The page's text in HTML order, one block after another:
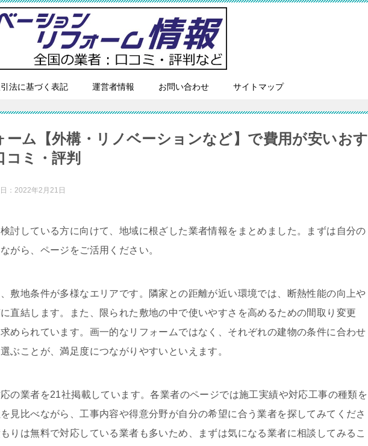
法に基づく表記 運営者情報 お問い合わせ サイトマップ
ーム【外構・リノベーションなど】で費用が安いおす
ミ・評判
： 2022年2月21日
討している方に向けて、地域に根ざした業者情報をまとめました。まずは自分の
がら、ページをご活用ください。
敷地条件が多様なエリアです。隣家との距離が近い環境では、断熱性能の向上や
直結します。また、限られた敷地の中で使いやすさを高めるための間取り変更
められています。画一的なリフォームではなく、それぞれの建物の条件に合わせ
ぶことが、満足度につながりやすいといえます。
の業者を21社掲載しています。各業者のページでは施工実績や対応工事の種類を
見比べながら、工事内容や得意分野が自分の希望に合う業者を探してみてくださ
りは無料で対応している業者も多いため、まずは気になる業者に相談してみるこ